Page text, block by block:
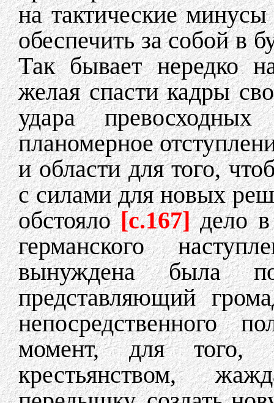
на тактические
обеспечить за собой в
Так бывает нередко
желая спасти кадры
удара
планомерное
и области для того,
с силами для новых
обстояло[c.167] дело
германского
вынуждена была
представляющий
непосредственного
момент, для того,
крестьянством,